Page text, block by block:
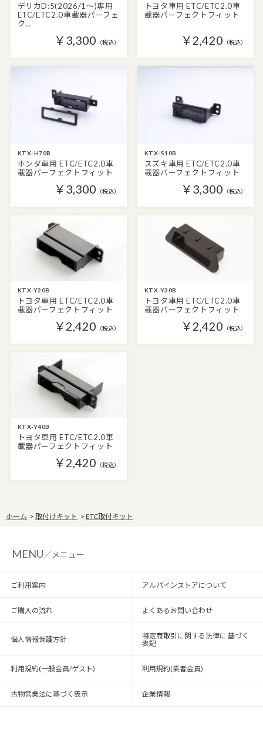
デリカD:5(2026/1～)専用
ETC/ETC2.0車載器パーフェ
ク…
￥3,300 （税込）
トヨタ車用 ETC/ETC2.0車
載器パーフェクトフィット
￥2,420 （税込）
KTX-H70B
ホンダ車用 ETC/ETC2.0車
載器パーフェクトフィット
￥3,300 （税込）
KTX-S10B
スズキ車用 ETC/ETC2.0車
載器パーフェクトフィット
￥3,300 （税込）
KTX-Y20B
トヨタ車用 ETC/ETC2.0車
載器パーフェクトフィット
￥2,420 （税込）
KTX-Y30B
トヨタ車用 ETC/ETC2.0車
載器パーフェクトフィット
￥2,420 （税込）
KTX-Y40B
トヨタ車用 ETC/ETC2.0車
載器パーフェクトフィット
￥2,420 （税込）
ホーム > 取付けキット > ETC取付キット
MENU／メニュー
ご利用案内 アルパインストアについて
ご購入の流れ よくあるお問い合わせ
個人情報保護方針
特定商取引に関する法律に 基づく
表記
利用規約(一般会員/ゲスト) 利用規約(業者会員)
古物営業法に基づく表示 企業情報